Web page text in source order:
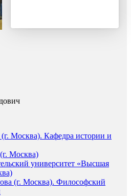
Москва). Кафедра истории и
Москва)
университет «Высшая
(г. Москва). Философский